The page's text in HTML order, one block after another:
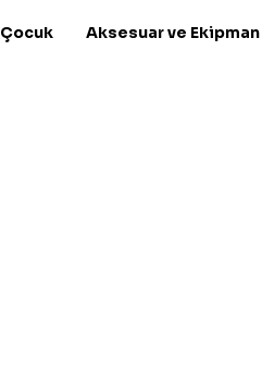
Çocuk Aksesuar ve Ekipman